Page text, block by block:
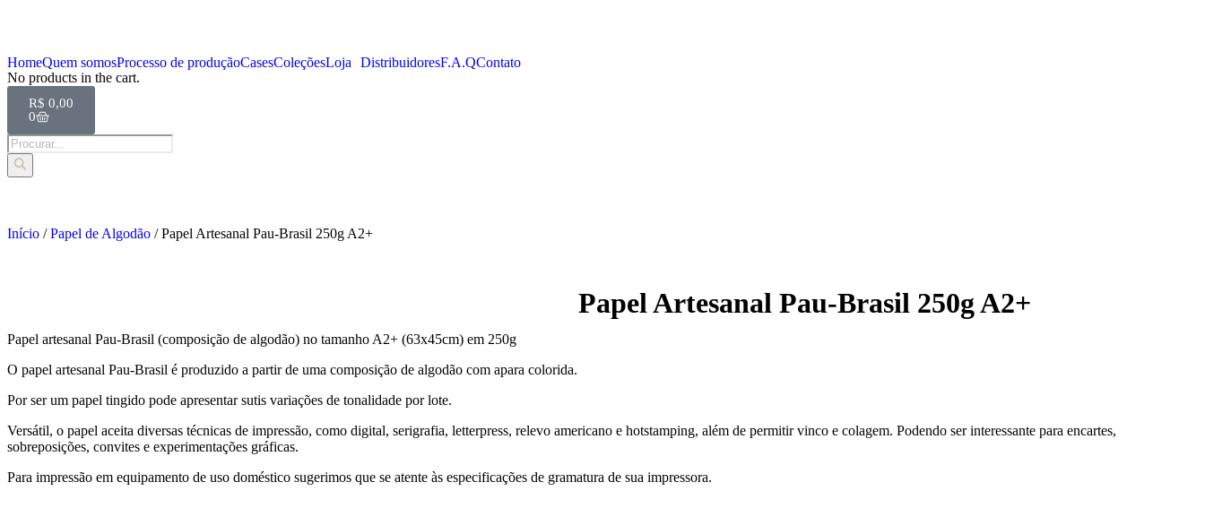
HomeQuem somosProcesso de produçãoCasesColeçõesLoja DistribuidoresF.A.QContato
No products in the cart.
R$ 0,00
0
Início /Papel de Algodão / Papel Artesanal Pau-Brasil 250g A2+
Papel Artesanal Pau-Brasil 250g A2+
Papel artesanal Pau-Brasil (composição de algodão) no tamanho A2+ (63x45cm) em 250g
O papel artesanal Pau-Brasil é produzido a partir de uma composição de algodão com apara colorida.
Por ser um papel tingido pode apresentar sutis variações de tonalidade por lote.
Versátil, o papel aceita diversas técnicas de impressão, como digital, serigrafia, letterpress, relevo americano e hotstamping, além de permitir vinco e colagem. Podendo ser interessante para encartes,
sobreposições, convites e experimentações gráficas.
Para impressão em equipamento de uso doméstico sugerimos que se atente às especificações de gramatura de sua impressora.